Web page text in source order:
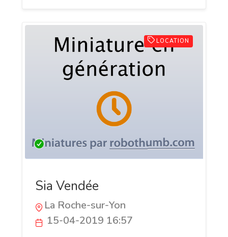
LOCATION
Sia Vendée
La Roche-sur-Yon
15-04-2019 16:57